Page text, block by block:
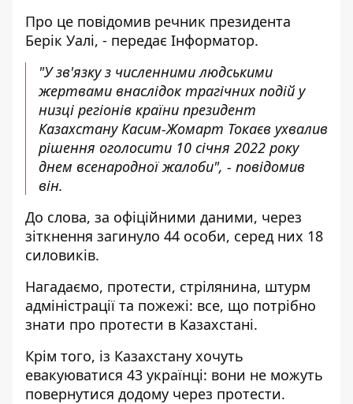
Про це повідомив речник президента
Берік Уалі, - передає Інформатор.
"У зв'язку з численними людськими
жертвами внаслідок трагічних подій у
низці регіонів країни президент
Казахстану Касим-Жомарт Токаєв ухвалив
рішення оголосити 10 січня 2022 року
днем ​​всенародної жалоби", - повідомив
він.
До слова, за офіційними даними, через
зіткнення загинуло 44 особи, серед них 18
силовиків.
Нагадаємо, протести, стрілянина, штурм
адміністрації та пожежі: все, що потрібно
знати про протести в Казахстані.
Крім того, із Казахстану хочуть
евакуюватися 43 українці: вони не можуть
повернутися додому через протести.